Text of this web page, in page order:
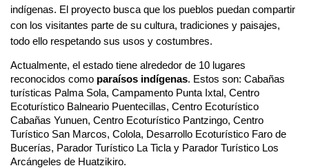
indígenas. El proyecto busca que los pueblos puedan compartir
con los visitantes parte de su cultura, tradiciones y paisajes,
todo ello respetando sus usos y costumbres.
Actualmente, el estado tiene alrededor de 10 lugares
reconocidos como paraísos indígenas. Estos son: Cabañas
turísticas Palma Sola, Campamento Punta Ixtal, Centro
Ecoturístico Balneario Puentecillas, Centro Ecoturístico
Cabañas Yunuen, Centro Ecoturístico Pantzingo, Centro
Turístico San Marcos, Colola, Desarrollo Ecoturístico Faro de
Bucerías, Parador Turístico La Ticla y Parador Turístico Los
Arcángeles de Huatzikiro.